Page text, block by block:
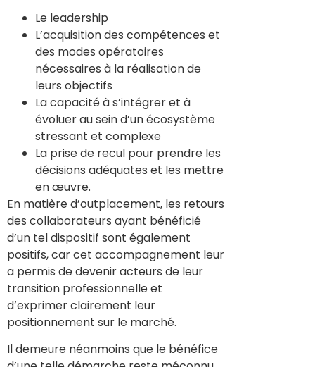
Le leadership
L’acquisition des compétences et
des modes opératoires
nécessaires à la réalisation de
leurs objectifs
La capacité à s’intégrer et à
évoluer au sein d’un écosystème
stressant et complexe
La prise de recul pour prendre les
décisions adéquates et les mettre
en œuvre.
En matière d’outplacement, les retours
des collaborateurs ayant bénéficié
d’un tel dispositif sont également
positifs, car cet accompagnement leur
a permis de devenir acteurs de leur
transition professionnelle et
d’exprimer clairement leur
positionnement sur le marché.
Il demeure néanmoins que le bénéfice